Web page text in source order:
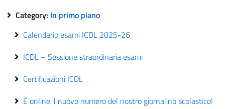
Category: In primo piano
Calendario esami ICDL 2025-26
ICDL – Sessione straordinaria esami
Certificazioni ICDL
È online il nuovo numero del nostro giornalino scolastico!